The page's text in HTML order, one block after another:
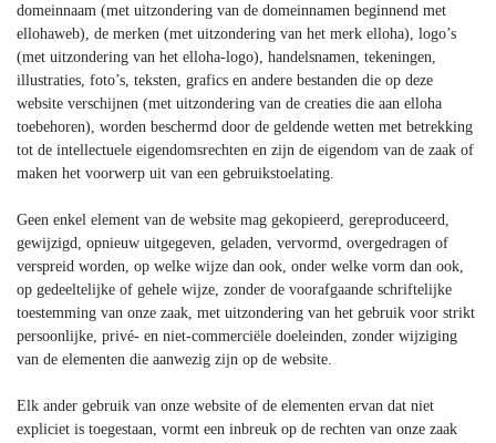
domeinnaam (met uitzondering van de domeinnamen beginnend met
ellohaweb), de merken (met uitzondering van het merk elloha), logo’s
(met uitzondering van het elloha-logo), handelsnamen, tekeningen,
illustraties, foto’s, teksten, grafics en andere bestanden die op deze
website verschijnen (met uitzondering van de creaties die aan elloha
toebehoren), worden beschermd door de geldende wetten met betrekking
tot de intellectuele eigendomsrechten en zijn de eigendom van de zaak of
maken het voorwerp uit van een gebruikstoelating.
Geen enkel element van de website mag gekopieerd, gereproduceerd,
gewijzigd, opnieuw uitgegeven, geladen, vervormd, overgedragen of
verspreid worden, op welke wijze dan ook, onder welke vorm dan ook,
op gedeeltelijke of gehele wijze, zonder de voorafgaande schriftelijke
toestemming van onze zaak, met uitzondering van het gebruik voor strikt
persoonlijke, privé- en niet-commerciële doeleinden, zonder wijziging
van de elementen die aanwezig zijn op de website.
Elk ander gebruik van onze website of de elementen ervan dat niet
expliciet is toegestaan, vormt een inbreuk op de rechten van onze zaak